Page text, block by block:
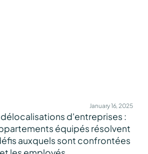
January 16, 2025
délocalisations d'entreprises :
équipés résolvent
auxquels sont confrontées